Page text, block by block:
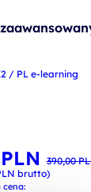
/ PL e-learning
390,00
PLN
brutto)
cena: